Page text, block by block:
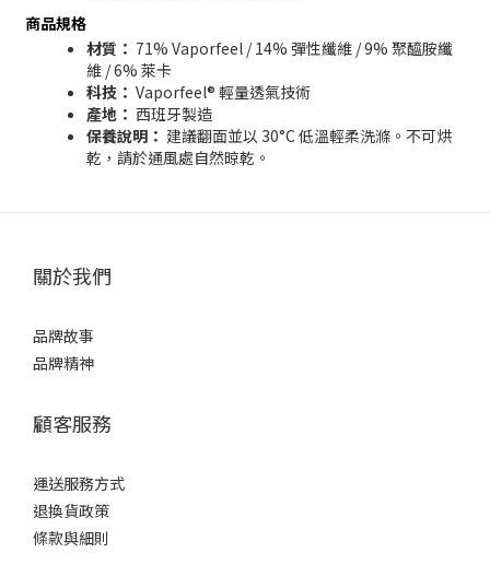
商品規格
材質： 71% Vaporfeel / 14% 彈性纖維 / 9% 聚醯胺纖
維 / 6% 萊卡
科技： Vaporfeel® 輕量透氣技術
產地： 西班牙製造
保養說明： 建議翻面並以 30°C 低溫輕柔洗滌。不可烘
乾，請於通風處自然晾乾。
關於我們
品牌故事
品牌精神
顧客服務
運送服務方式
退換貨政策
條款與細則